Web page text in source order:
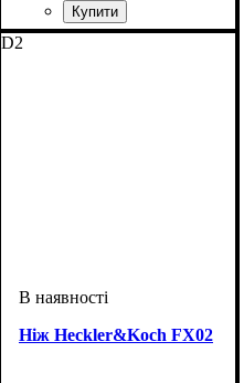
D2
Ніж Heckler&Koch FX02